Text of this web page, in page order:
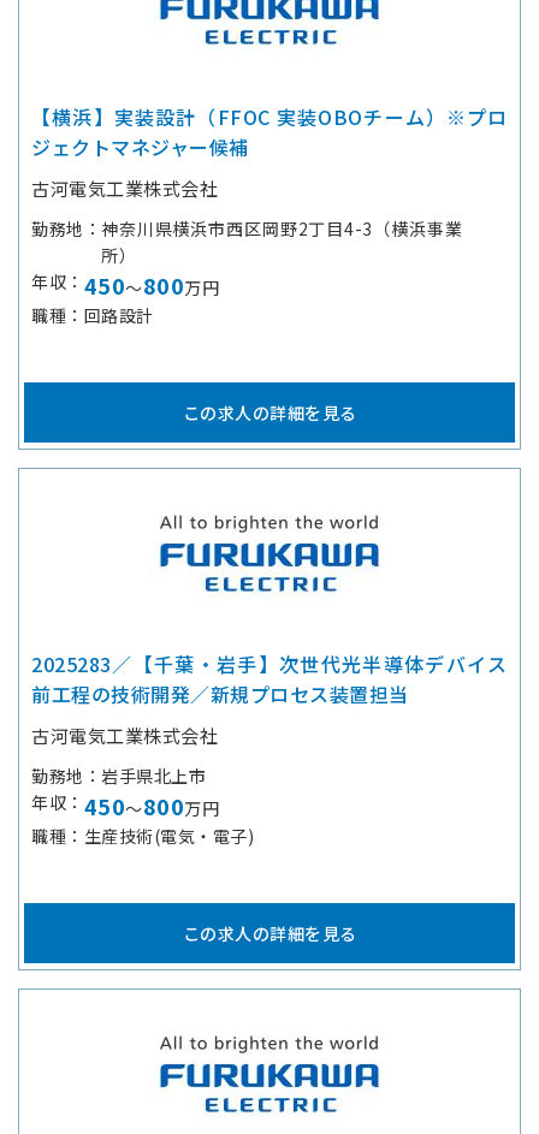
【横浜】実装設計（FFOC 実装OBOチーム）※プロ
ジェクトマネジャー候補
古河電気工業株式会社
勤務地
神奈川県横浜市西区岡野2丁目4-3（横浜事業
所）
年収
450～800万円
職種
回路設計
この求人の詳細を見る
2025283／【千葉・岩手】次世代光半導体デバイス
前工程の技術開発／新規プロセス装置担当
古河電気工業株式会社
勤務地
岩手県北上市
年収
450～800万円
職種
生産技術(電気・電子)
この求人の詳細を見る